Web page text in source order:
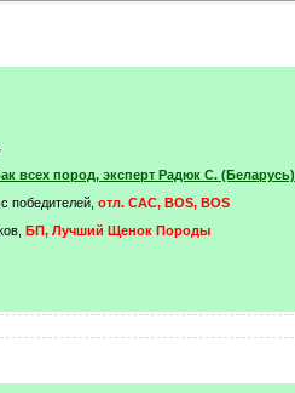
всех пород, эксперт Радюк С. (Беларусь)
победителей, отл. CAC, BOS, BOS
БП, Лучший Щенок Породы